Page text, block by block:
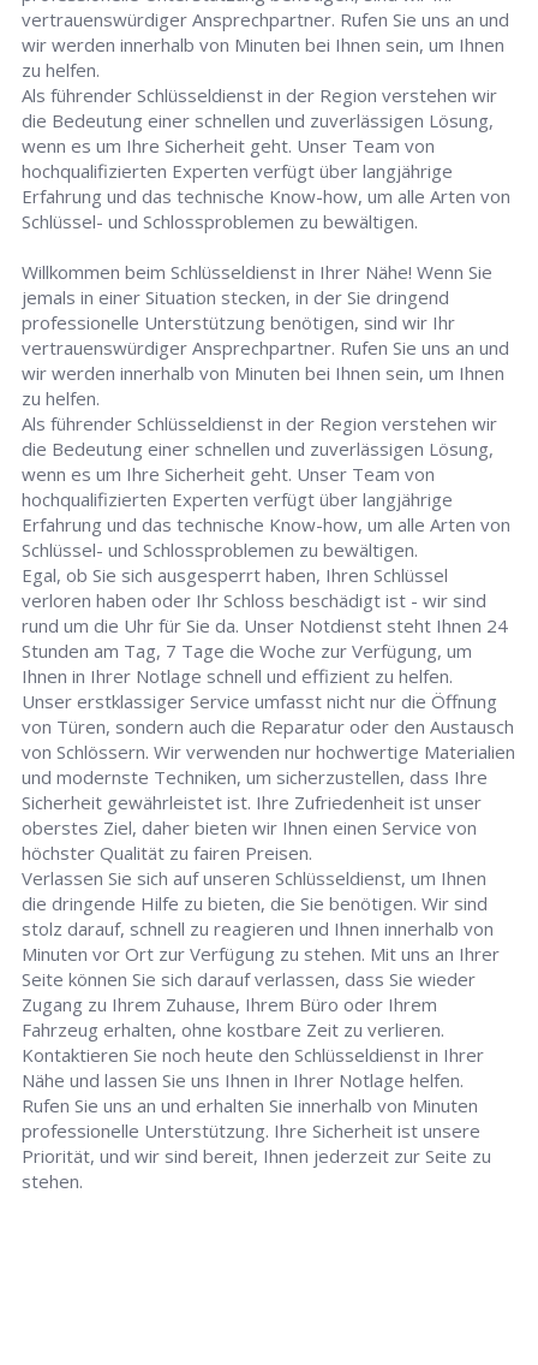
vertrauenswürdiger Ansprechpartner. Rufen Sie uns an und
wir werden innerhalb von Minuten bei Ihnen sein, um Ihnen
zu helfen.
Als führender Schlüsseldienst in der Region verstehen wir
die Bedeutung einer schnellen und zuverlässigen Lösung,
wenn es um Ihre Sicherheit geht. Unser Team von
hochqualifizierten Experten verfügt über langjährige
Erfahrung und das technische Know-how, um alle Arten von
Schlüssel- und Schlossproblemen zu bewältigen.
Willkommen beim Schlüsseldienst in Ihrer Nähe! Wenn Sie
jemals in einer Situation stecken, in der Sie dringend
professionelle Unterstützung benötigen, sind wir Ihr
vertrauenswürdiger Ansprechpartner. Rufen Sie uns an und
wir werden innerhalb von Minuten bei Ihnen sein, um Ihnen
zu helfen.
Als führender Schlüsseldienst in der Region verstehen wir
die Bedeutung einer schnellen und zuverlässigen Lösung,
wenn es um Ihre Sicherheit geht. Unser Team von
hochqualifizierten Experten verfügt über langjährige
Erfahrung und das technische Know-how, um alle Arten von
Schlüssel- und Schlossproblemen zu bewältigen.
Egal, ob Sie sich ausgesperrt haben, Ihren Schlüssel
verloren haben oder Ihr Schloss beschädigt ist - wir sind
rund um die Uhr für Sie da. Unser Notdienst steht Ihnen 24
Stunden am Tag, 7 Tage die Woche zur Verfügung, um
Ihnen in Ihrer Notlage schnell und effizient zu helfen.
Unser erstklassiger Service umfasst nicht nur die Öffnung
von Türen, sondern auch die Reparatur oder den Austausch
von Schlössern. Wir verwenden nur hochwertige Materialien
und modernste Techniken, um sicherzustellen, dass Ihre
Sicherheit gewährleistet ist. Ihre Zufriedenheit ist unser
oberstes Ziel, daher bieten wir Ihnen einen Service von
höchster Qualität zu fairen Preisen.
Verlassen Sie sich auf unseren Schlüsseldienst, um Ihnen
die dringende Hilfe zu bieten, die Sie benötigen. Wir sind
stolz darauf, schnell zu reagieren und Ihnen innerhalb von
Minuten vor Ort zur Verfügung zu stehen. Mit uns an Ihrer
Seite können Sie sich darauf verlassen, dass Sie wieder
Zugang zu Ihrem Zuhause, Ihrem Büro oder Ihrem
Fahrzeug erhalten, ohne kostbare Zeit zu verlieren.
Kontaktieren Sie noch heute den Schlüsseldienst in Ihrer
Nähe und lassen Sie uns Ihnen in Ihrer Notlage helfen.
Rufen Sie uns an und erhalten Sie innerhalb von Minuten
professionelle Unterstützung. Ihre Sicherheit ist unsere
Priorität, und wir sind bereit, Ihnen jederzeit zur Seite zu
stehen.